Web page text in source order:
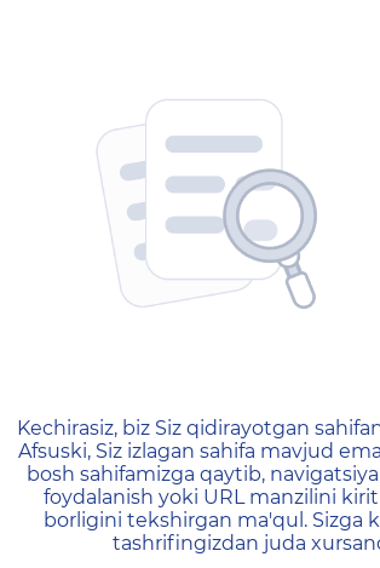
404 — Страница
Kechirasiz, biz Siz qidirayotgan
Afsuski, Siz izlagan sahifa mavjud
bosh sahifamizga qaytib,
foydalanish yoki URL manzilini
borligini tekshirgan ma'qul. Sizga
tashrifingizdan juda